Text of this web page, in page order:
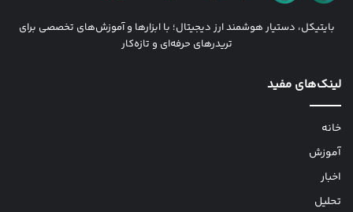
بایتیکل، دستیار هوشمند ارز دیجیتال؛ با ابزارها و آموزش‌های تخصصی برای
تریدرهای حرفه‌ای و تازه‌کار
لینک‌های مفید
خانه
آموزش
اخبار
تحلیل